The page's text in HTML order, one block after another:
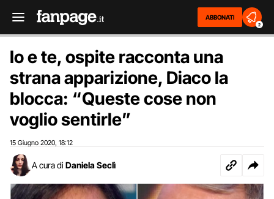
ABBONATI
2
Io e te, ospite racconta una
strana apparizione, Diaco la
blocca: “Queste cose non
voglio sentirle”
15 Giugno 2020 18:12
A cura di Daniela Seclì